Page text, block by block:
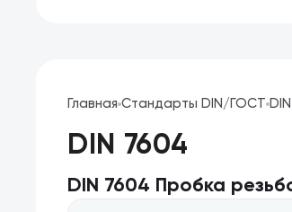
Крепеж
Техническая химия
Такелаж
Главная Стандарты DIN/ГОСТ
DIN 7604
DIN 7604 Пробка